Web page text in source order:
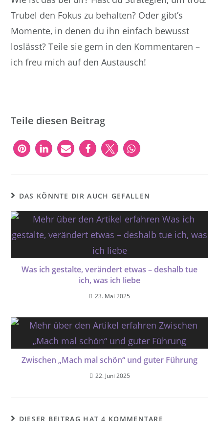
Trubel den Fokus zu behalten? Oder gibt’s
Momente, in denen du ihn einfach bewusst
loslässt? Teile sie gern in den Kommentaren –
ich freu mich auf den Austausch!
Teile diesen Beitrag
DAS KÖNNTE DIR AUCH GEFALLEN
Was ich gestalte, verändert etwas – deshalb tue
ich, was ich liebe
23. Mai 2025
Zwischen „Mach mal schön“ und guter Führung
22. Juni 2025
DIESER BEITRAG HAT 4 KOMMENTARE